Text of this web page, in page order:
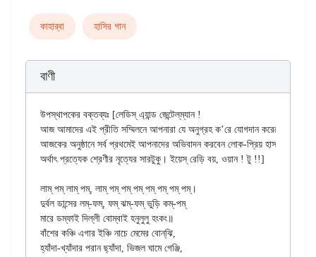
কাহার্‌বা হাসির গান
বাণী
উপস্থাপকের বক্তব্যঃ [লেডিস্ এ্যান্ড জেন্টেল্‌ম্যান !
আজ আমাদের এই প্রীতি সম্মিলনে আপনারা যে অনুগ্রহ ক’রে যোগদান করেছেন, তার
আজকের অনুষ্ঠানে সর্ব প্রথমেই আপনাদের অভিবাদন করবেন লোক-প্রিয় হাস্যরসিক শ্রী
অর্থাৎ প্রত্যেক শ্রেণীর নৃত্যের সারটুকু। ইয়েস্ রেড়ি বয়, ওয়ান ! টু !!]
লাম্ পম্ লাম্ পম্, লাম্ পম্ পম্ পম্ পম্ পম্ পম্ পম্।
দুর্বল ডান্সের লম্-ফম্, ফম্ ঝম্-ফম্ ভুড়ি কম্‌-পম্
মারে ডম্‌ফাই দিল্লী বোম্বাই হনুলুলু হংকং॥
বাঁশের কঞ্চি এগার ইঞ্চি নাচে মেমের বোন্‌ঝি,
হ্যাঁদা-খ্যাঁদার পরান ছ্যাঁদা, ভিজল ঘামে গেঞ্জি,